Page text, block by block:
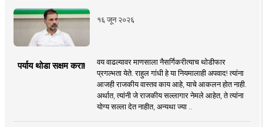
१६ जून २०२६
पर्याय थोडा सक्षम करा!
वय वाढल्यावर माणसाला नैसर्गिकरीत्याच थोडीफार
प्रगल्भता येते. राहुल गांधी हे या नियमालाही अपवाद! त्यांना
आजही राजकीय वास्तव काय आहे, याचे आकलन होत नाही.
अर्थात, त्यांनी जे राजकीय सल्लागार नेमले आहेत, ते त्यांना
योग्य सल्ला देत नाहीत, अन्यथा ज्या ..